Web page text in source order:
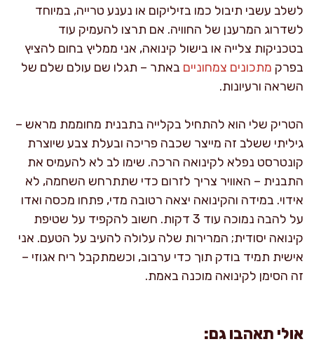
לשלב עשבי תיבול כמו בזיליקום או נענע טרייה, במיוחד
לשדרוג המרענן של החוויה. אם תרצו להעמיק עוד
בטכניקות צלייה או בישול קינואה, אני ממליץ בחום להציץ
בפרק מתכונים צמחוניים באתר – תגלו שם עולם שלם של
השראה ורעיונות.
הטריק שלי הוא להתחיל בקלייה בתבנית מחוממת מראש –
גיליתי ששלב זה מייצר שכבה פריכה ובעלת צבע שיוצרת
קונטרסט נפלא לקינואה הרכה. שימו לב לא להעמיס את
התבנית – האוויר צריך לזרום כדי שתתרחש השחמה, לא
אידוי. במידה והקינואה יצאה רטובה מדי, פתחו מכסה ואדו
על להבה נמוכה עוד 3 דקות. חשוב להקפיד על שטיפת
קינואה יסודית; המרירות שלה עלולה להעיב על הטעם. אני
אישית תמיד בודק תוך כדי ערבוב, וכשמתקבל ריח אגוזי –
זה הסימן לקינואה מוכנה באמת.
אולי תאהבו גם: